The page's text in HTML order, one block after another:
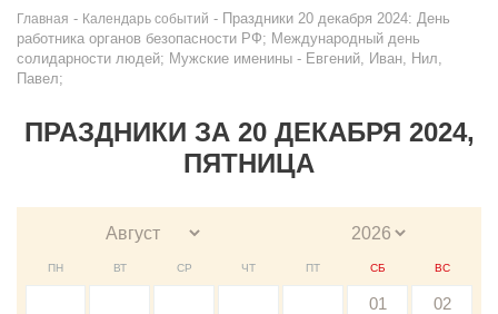
Главная - Календарь событий - Праздники 20 декабря 2024: День
работника органов безопасности РФ; Международный день
солидарности людей; Мужские именины - Евгений, Иван, Нил,
Павел;
ПРАЗДНИКИ ЗА 20 ДЕКАБРЯ 2024,
ПЯТНИЦА
ПН ВТ СР ЧТ ПТ СБ ВС
01 02